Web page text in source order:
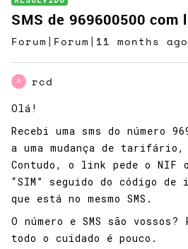
SMS de 969600500 com
Forum|Forum|11 months ago
R rcd
Olá!
Recebi uma sms do número
a uma mudança de
Contudo, o link pede o NIF
“SIM” seguido do código de
que está no mesmo SMS.
O número e SMS são
todo o cuidado é pouco.